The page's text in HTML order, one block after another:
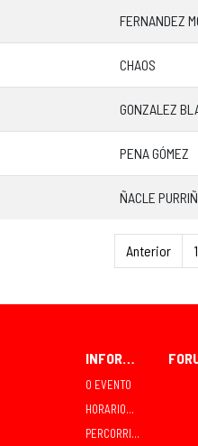
FERNANDEZ
CHAOS
GONZALEZ
PENA GÓMEZ
ÑACLE
Anterior 1
INFORMACIÓN
O EVENTO
HORARIOS E COMPETICIÓNS
PERCORRIDOS